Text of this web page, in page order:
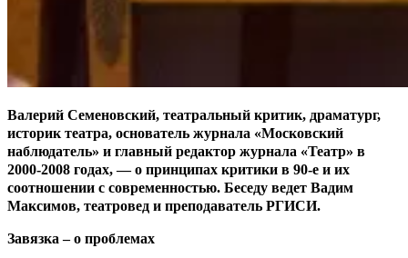
Валерий Семеновский, театральный критик, драматург,
историк театра, основатель журнала «Московский
наблюдатель» и главный редактор журнала «Театр» в
2000-2008 годах, — о принципах критики в 90-е и их
соотношении с современностью. Беседу ведет Вадим
Максимов, театровед и преподаватель РГИСИ.
Завязка – о проблемах